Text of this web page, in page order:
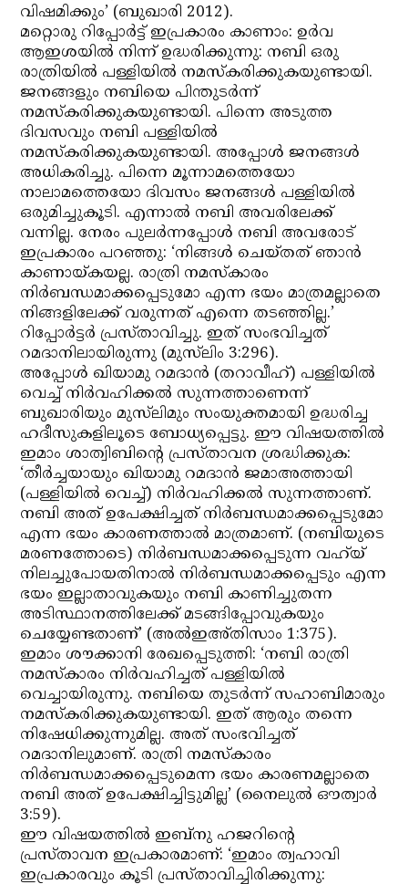
വിഷമിക്കും’ (ബുഖാരി 2012).
മറ്റൊരു റിപ്പോര്‍ട്ട് ഇപ്രകാരം കാണാം: ഉര്‍വ
ആഇശയില്‍ നിന്ന് ഉദ്ധരിക്കുന്നു: നബി ഒരു
രാത്രിയില്‍ പള്ളിയില്‍ നമസ്‌കരിക്കുകയുണ്ടായി.
ജനങ്ങളും നബിയെ പിന്തുടര്‍ന്ന്
നമസ്‌കരിക്കുകയുണ്ടായി. പിന്നെ അടുത്ത
ദിവസവും നബി പള്ളിയില്‍
നമസ്‌കരിക്കുകയുണ്ടായി. അപ്പോള്‍ ജനങ്ങള്‍
അധികരിച്ചു. പിന്നെ മൂന്നാമത്തെയോ
നാലാമത്തെയോ ദിവസം ജനങ്ങള്‍ പള്ളിയില്‍
ഒരുമിച്ചുകൂടി. എന്നാല്‍ നബി അവരിലേക്ക്
വന്നില്ല. നേരം പുലര്‍ന്നപ്പോള്‍ നബി അവരോട്
ഇപ്രകാരം പറഞ്ഞു: ‘നിങ്ങള്‍ ചെയ്തത് ഞാന്‍
കാണായ്കയല്ല. രാത്രി നമസ്‌കാരം
നിര്‍ബന്ധമാക്കപ്പെടുമോ എന്ന ഭയം മാത്രമല്ലാതെ
നിങ്ങളിലേക്ക് വരുന്നത് എന്നെ തടഞ്ഞില്ല.’
റിപ്പോര്‍ട്ടര്‍ പ്രസ്താവിച്ചു. ഇത് സംഭവിച്ചത്
റമദാനിലായിരുന്നു (മുസ്‌ലിം 3:296).
അപ്പോള്‍ ഖിയാമു റമദാന്‍ (തറാവീഹ്) പള്ളിയില്‍
വെച്ച് നിര്‍വഹിക്കല്‍ സുന്നത്താണെന്ന്
ബുഖാരിയും മുസ്‌ലിമും സംയുക്തമായി ഉദ്ധരിച്ച
ഹദീസുകളിലൂടെ ബോധ്യപ്പെട്ടു. ഈ വിഷയത്തില്‍
ഇമാം ശാത്വിബിന്റെ പ്രസ്താവന ശ്രദ്ധിക്കുക:
‘തീര്‍ച്ചയായും ഖിയാമു റമദാന്‍ ജമാഅത്തായി
(പള്ളിയില്‍ വെച്ച്) നിര്‍വഹിക്കല്‍ സുന്നത്താണ്.
നബി അത് ഉപേക്ഷിച്ചത് നിര്‍ബന്ധമാക്കപ്പെടുമോ
എന്ന ഭയം കാരണത്താല്‍ മാത്രമാണ്. (നബിയുടെ
മരണത്തോടെ) നിര്‍ബന്ധമാക്കപ്പെടുന്ന വഹ്‌യ്
നിലച്ചുപോയതിനാല്‍ നിര്‍ബന്ധമാക്കപ്പെടും എന്ന
ഭയം ഇല്ലാതാവുകയും നബി കാണിച്ചുതന്ന
അടിസ്ഥാനത്തിലേക്ക് മടങ്ങിപ്പോവുകയും
ചെയ്യേണ്ടതാണ്’ (അല്‍ഇഅ്തിസാം 1:375).
ഇമാം ശൗക്കാനി രേഖപ്പെടുത്തി: ‘നബി രാത്രി
നമസ്‌കാരം നിര്‍വഹിച്ചത് പള്ളിയില്‍
വെച്ചായിരുന്നു. നബിയെ തുടര്‍ന്ന് സഹാബിമാരും
നമസ്‌കരിക്കുകയുണ്ടായി. ഇത് ആരും തന്നെ
നിഷേധിക്കുന്നുമില്ല. അത് സംഭവിച്ചത്
റമദാനിലുമാണ്. രാത്രി നമസ്‌കാരം
നിര്‍ബന്ധമാക്കപ്പെടുമെന്ന ഭയം കാരണമല്ലാതെ
നബി അത് ഉപേക്ഷിച്ചിട്ടുമില്ല’ (നൈലുല്‍ ഔത്വാര്‍
3:59).
ഈ വിഷയത്തില്‍ ഇബ്‌നു ഹജറിന്റെ
പ്രസ്താവന ഇപ്രകാരമാണ്: ‘ഇമാം ത്വഹാവി
ഇപ്രകാരവും കൂടി പ്രസ്താവിച്ചിരിക്കുന്നു: